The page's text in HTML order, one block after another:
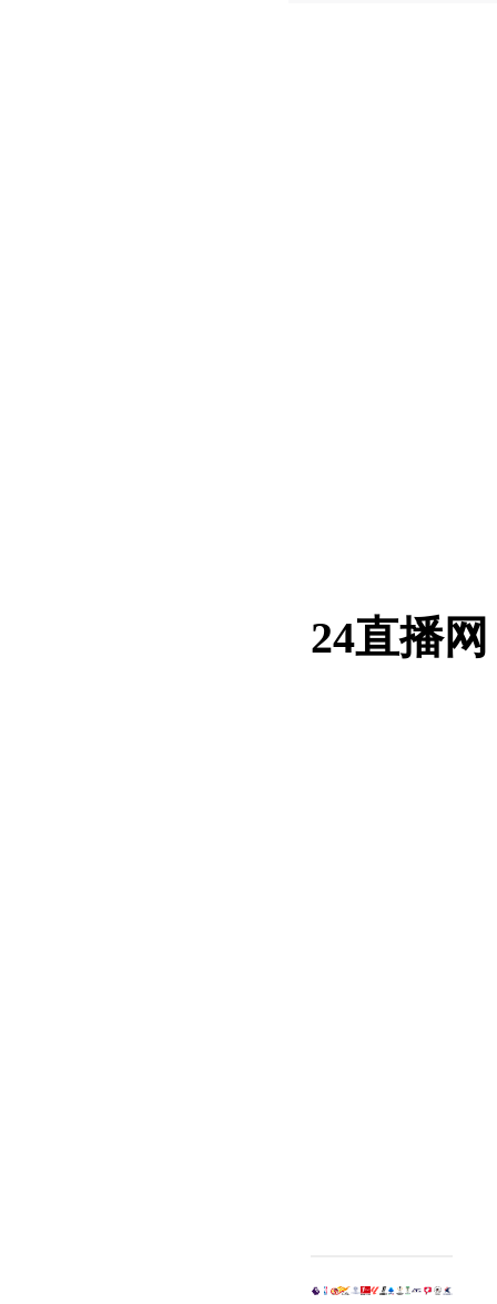
24直播网